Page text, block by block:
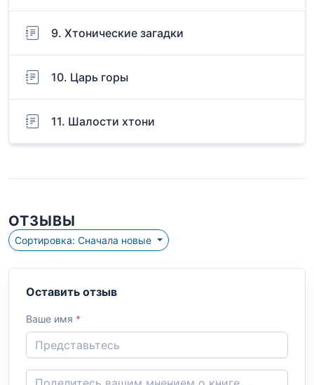
9. Хтонические загадки
10. Царь горы
11. Шалости хтони
ОТЗЫВЫ
Сортировка: Сначала новые
Оставить отзыв
Ваше имя *